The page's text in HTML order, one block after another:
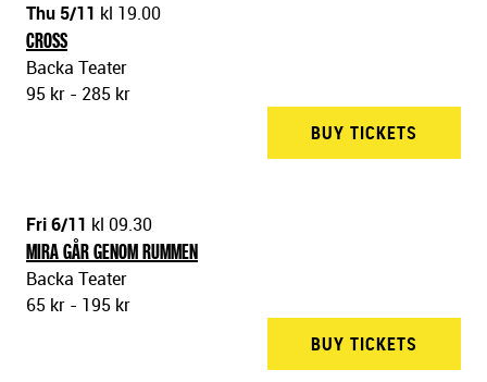
Thu 5/11 kl 19.00
CROSS
Backa Teater
95 kr - 285 kr
BUY TICKETS
Fri 6/11 kl 09.30
MIRA GÅR GENOM RUMMEN
Backa Teater
65 kr - 195 kr
BUY TICKETS